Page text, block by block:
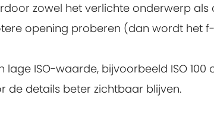
zowel het verlichte onderwerp als
opening proberen (dan wordt het
lage ISO-waarde, bijvoorbeeld ISO
de details beter zichtbaar blijven.